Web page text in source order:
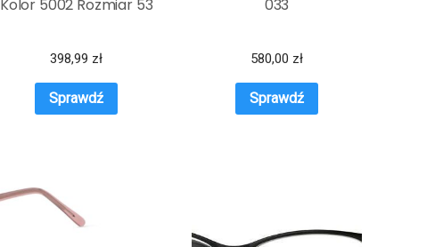
Kolor 5002 Rozmiar 53
398,99 zł
Sprawdź
033
580,00 zł
Sprawdź